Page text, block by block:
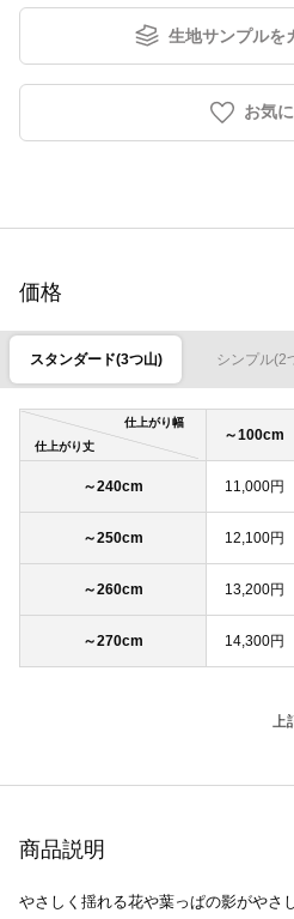
生地サンプルを
お気
価格
スタンダード(3つ山) シンプル(2
仕上がり幅
仕上がり丈
～100cm
～240cm 11,000円
～250cm 12,100円
～260cm 13,200円
～270cm 14,300円
上
商品説明
やさしく揺れる花や葉っぱの影がやさ